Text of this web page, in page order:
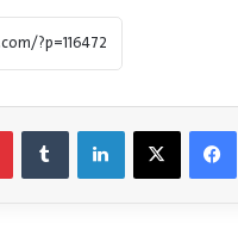
فيسبوك ‫X لينكدإن